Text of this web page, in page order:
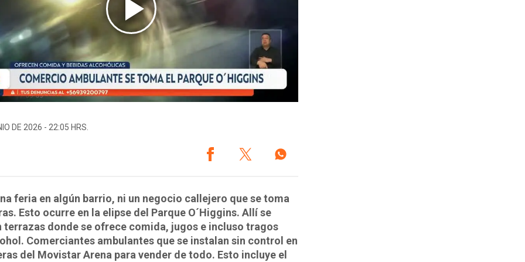
DE 2026 - 22:05 HRS.
feria en algún barrio, ni un negocio callejero que se toma
Esto ocurre en la elipse del Parque O´Higgins. Allí se
terrazas donde se ofrece comida, jugos e incluso tragos
Comerciantes ambulantes que se instalan sin control en
del Movistar Arena para vender de todo. Esto incluye el